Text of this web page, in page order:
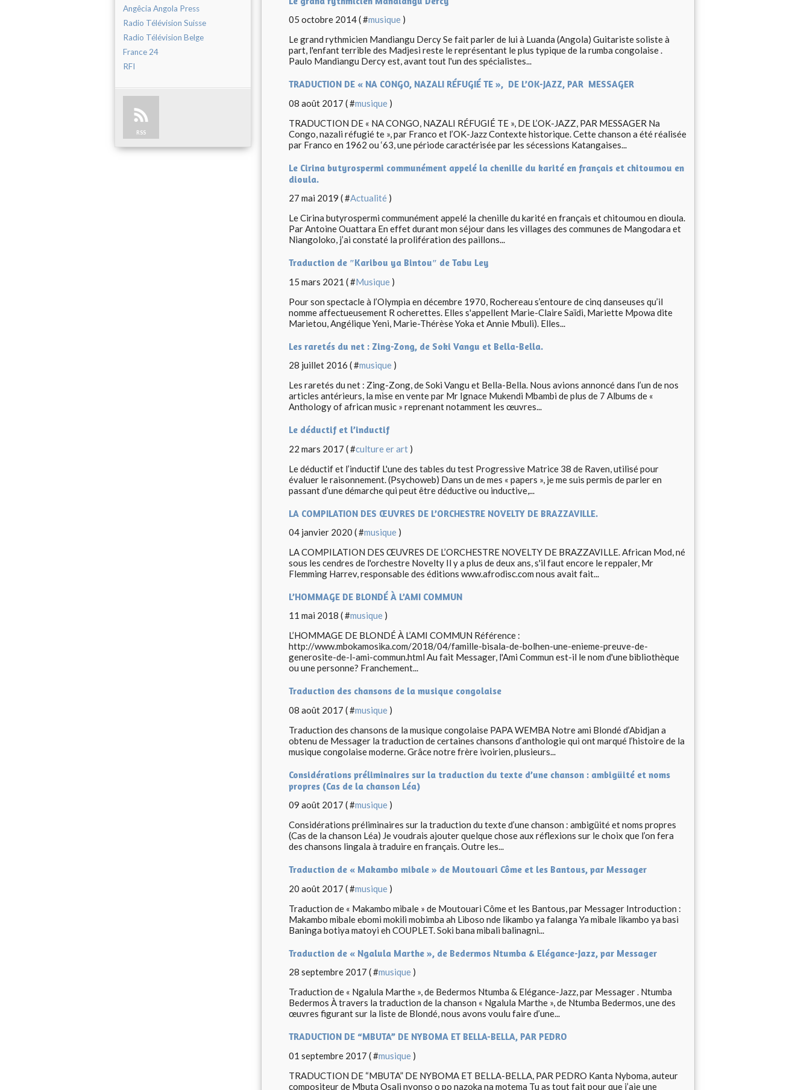
Angêcia Angola Press
Radio Télévision Suisse
Radio Télévision Belge
France 24
RFI
RSS
05 octobre 2014 ( #musique )
Le grand rythmicien Mandiangu Dercy Se fait parler de lui à Luanda (Angola) Guitariste soliste à
part, l'enfant terrible des Madjesi reste le représentant le plus typique de la rumba congolaise .
Paulo Mandiangu Dercy est, avant tout l'un des spécialistes...
TRADUCTION DE « NA CONGO, NAZALI RÉFUGIÉ TE », DE L’OK-JAZZ, PAR MESSAGER
08 août 2017 ( #musique )
TRADUCTION DE « NA CONGO, NAZALI RÉFUGIÉ TE », DE L’OK-JAZZ, PAR MESSAGER Na
Congo, nazali réfugié te », par Franco et l’OK-Jazz Contexte historique. Cette chanson a été réalisée
par Franco en 1962 ou ‘63, une période caractérisée par les sécessions Katangaises...
Le Cirina butyrospermi communément appelé la chenille du karité en français et chitoumou en
dioula.
27 mai 2019 ( #Actualité )
Le Cirina butyrospermi communément appelé la chenille du karité en français et chitoumou en dioula.
Par Antoine Ouattara En effet durant mon séjour dans les villages des communes de Mangodara et
Niangoloko, j’ai constaté la prolifération des paillons...
Traduction de ″Karibou ya Bintou″ de Tabu Ley
15 mars 2021 ( #Musique )
Pour son spectacle à l’Olympia en décembre 1970, Rochereau s’entoure de cinq danseuses qu’il
nomme affectueusement R ocherettes. Elles s'appellent Marie-Claire Saïdi, Mariette Mpowa dite
Marietou, Angélique Yeni, Marie-Thérèse Yoka et Annie Mbuli). Elles...
Les raretés du net : Zing-Zong, de Soki Vangu et Bella-Bella.
28 juillet 2016 ( #musique )
Les raretés du net : Zing-Zong, de Soki Vangu et Bella-Bella. Nous avions annoncé dans l’un de nos
articles antérieurs, la mise en vente par Mr Ignace Mukendi Mbambi de plus de 7 Albums de «
Anthology of african music » reprenant notamment les œuvres...
Le déductif et l’inductif
22 mars 2017 ( #culture er art )
Le déductif et l’inductif L'une des tables du test Progressive Matrice 38 de Raven, utilisé pour
évaluer le raisonnement. (Psychoweb) Dans un de mes « papers », je me suis permis de parler en
passant d’une démarche qui peut être déductive ou inductive,...
LA COMPILATION DES ŒUVRES DE L’ORCHESTRE NOVELTY DE BRAZZAVILLE.
04 janvier 2020 ( #musique )
LA COMPILATION DES ŒUVRES DE L’ORCHESTRE NOVELTY DE BRAZZAVILLE. African Mod, né
sous les cendres de l'orchestre Novelty Il y a plus de deux ans, s'il faut encore le reppaler, Mr
Flemming Harrev, responsable des éditions www.afrodisc.com nous avait fait...
L’HOMMAGE DE BLONDÉ À L’AMI COMMUN
11 mai 2018 ( #musique )
L’HOMMAGE DE BLONDÉ À L’AMI COMMUN Référence :
http://www.mbokamosika.com/2018/04/famille-bisala-de-bolhen-une-enieme-preuve-de-
generosite-de-l-ami-commun.html Au fait Messager, l'Ami Commun est-il le nom d'une bibliothèque
ou une personne? Franchement...
Traduction des chansons de la musique congolaise
08 août 2017 ( #musique )
Traduction des chansons de la musique congolaise PAPA WEMBA Notre ami Blondé d’Abidjan a
obtenu de Messager la traduction de certaines chansons d’anthologie qui ont marqué l’histoire de la
musique congolaise moderne. Grâce notre frère ivoirien, plusieurs...
Considérations préliminaires sur la traduction du texte d’une chanson : ambigüité et noms
propres (Cas de la chanson Léa)
09 août 2017 ( #musique )
Considérations préliminaires sur la traduction du texte d’une chanson : ambigüité et noms propres
(Cas de la chanson Léa) Je voudrais ajouter quelque chose aux réflexions sur le choix que l’on fera
des chansons lingala à traduire en français. Outre les...
Traduction de « Makambo mibale » de Moutouari Côme et les Bantous, par Messager
20 août 2017 ( #musique )
Traduction de « Makambo mibale » de Moutouari Côme et les Bantous, par Messager Introduction :
Makambo mibale ebomi mokili mobimba ah Liboso nde likambo ya falanga Ya mibale likambo ya basi
Baninga botiya matoyi eh COUPLET. Soki bana mibali balinagni...
Traduction de « Ngalula Marthe », de Bedermos Ntumba & Elégance-Jazz, par Messager
28 septembre 2017 ( #musique )
Traduction de « Ngalula Marthe », de Bedermos Ntumba & Elégance-Jazz, par Messager . Ntumba
Bedermos À travers la traduction de la chanson « Ngalula Marthe », de Ntumba Bedermos, une des
œuvres figurant sur la liste de Blondé, nous avons voulu faire d’une...
TRADUCTION DE “MBUTA” DE NYBOMA ET BELLA-BELLA, PAR PEDRO
01 septembre 2017 ( #musique )
TRADUCTION DE “MBUTA” DE NYBOMA ET BELLA-BELLA, PAR PEDRO Kanta Nyboma, auteur
compositeur de Mbuta Osali nyonso o po nazoka na motema Tu as tout fait pour que j’aie une